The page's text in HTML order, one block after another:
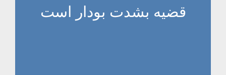
قضيه بشدت بودار است